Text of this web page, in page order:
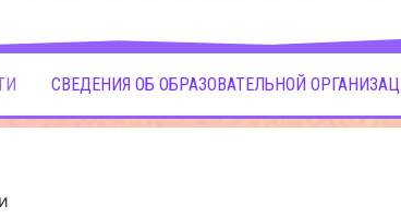
СВЕДЕНИЯ ОБ ОБРАЗОВАТЕЛЬНОЙ